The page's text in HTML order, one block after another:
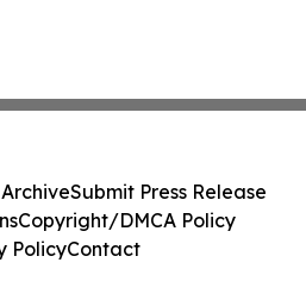
Submit Press Release
Copyright/DMCA Policy
PolicyContact